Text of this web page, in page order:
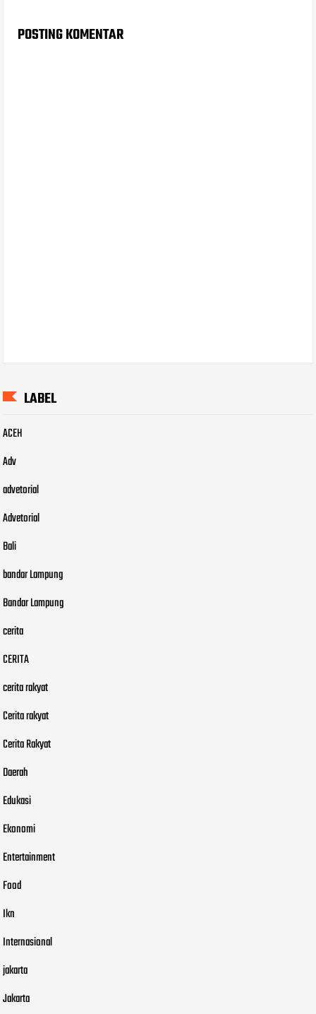
POSTING KOMENTAR
LABEL
ACEH
Adv
advetorial
Advetorial
Bali
bandar Lampung
Bandar Lampung
cerita
CERITA
cerita rakyat
Cerita rakyat
Cerita Rakyat
Daerah
Edukasi
Ekonomi
Entertainment
Food
Ikn
Internasional
jakarta
Jakarta